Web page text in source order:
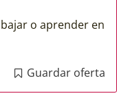
o aprender en
Guardar oferta